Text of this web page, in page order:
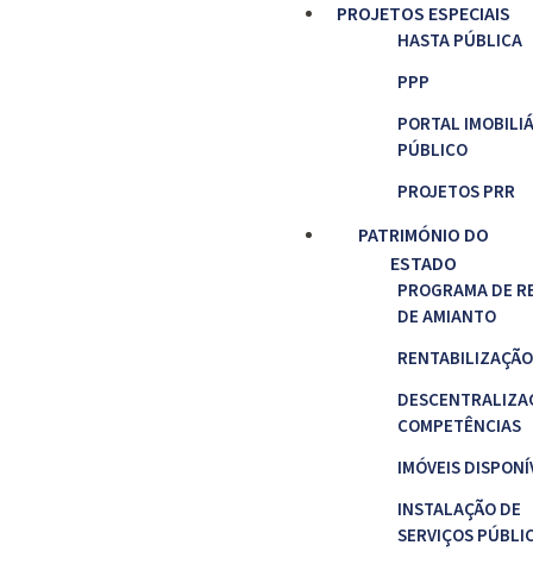
PROJETOS ESPECIAIS
HASTA PÚBLICA
PPP
PORTAL
PÚBLICO
PROJETOS PRR
PATRIMÓNIO DO
ESTADO
PROGRAMA DE
DE AMIANTO
RENTABILIZAÇÃO
COMPETÊNCIAS
IMÓVEIS
INSTALAÇÃO DE
SERVIÇOS